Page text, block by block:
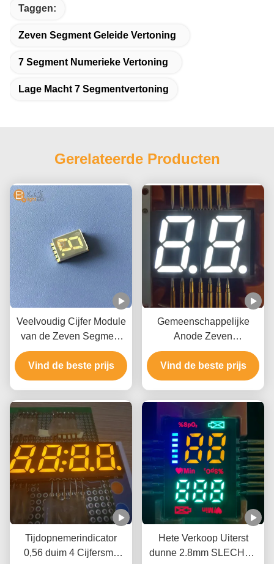
Taggen:
Zeven Segment Geleide Vertoning
7 Segment Numerieke Vertoning
Lage Macht 7 Segmentvertoning
Gerelateerde Producten
Veelvoudig Cijfer Module
van de Zeven Segment
de Smd Geleide
Vertoning 7.62mm
Hoogte
Vind de beste prijs
Gemeenschappelijke
Anode Zeven
Segmentensmd
LEIDENE
Vertonings80mw 2 Cijfers
Vind de beste prijs
Tijdopnemerindicator
0,56 duim 4 Cijfersmd
Hete Verkoop Uiterst
dunne 2.8mm SLECHTS